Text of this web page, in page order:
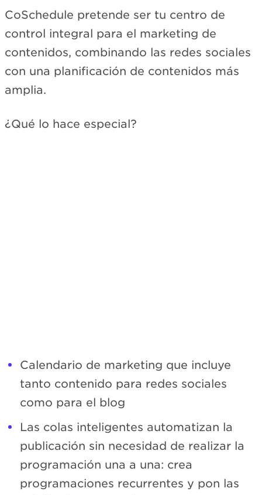
CoSchedule pretende ser tu centro de
control integral para el marketing de
contenidos, combinando las redes sociales
con una planificación de contenidos más
amplia.
¿Qué lo hace especial?
Calendario de marketing que incluye
tanto contenido para redes sociales
como para el blog
Las colas inteligentes automatizan la
publicación sin necesidad de realizar la
programación una a una: crea
programaciones recurrentes y pon las